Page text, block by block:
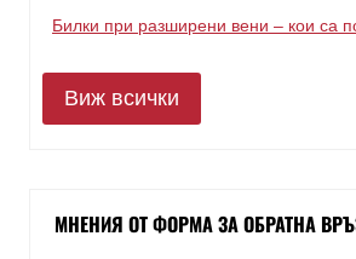
Билки при разширени вени – кои са
Виж всички
МНЕНИЯ ОТ ФОРМА ЗА ОБРАТНА